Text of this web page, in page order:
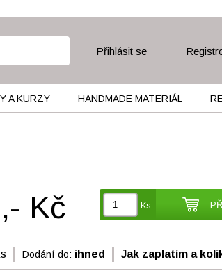
Přihlásit se
A KURZY HANDMADE MATERIÁL
Kč Ks
Dodání do: ihned Jak zaplatím a